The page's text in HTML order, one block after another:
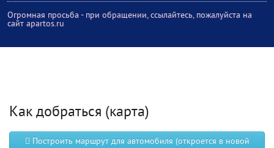
Огромная просьба - при обращении, ссылайтесь, пожалуйста на
сайт apartos.ru
Как добраться (карта)
Построить маршрут для автомобиля (откроется в новой